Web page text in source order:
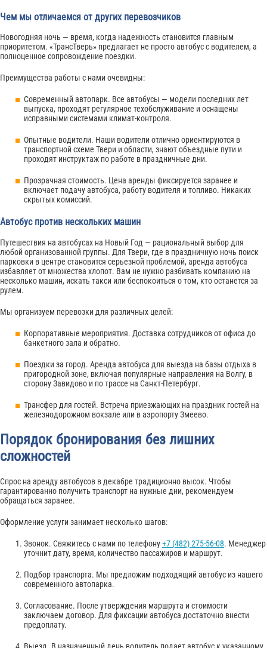
Чем мы отличаемся от других перевозчиков
Новогодняя ночь — время, когда надежность становится главным
приоритетом. «ТрансТверь» предлагает не просто автобус с водителем, а
полноценное сопровождение поездки.
Преимущества работы с нами очевидны:
Современный автопарк. Все автобусы — модели последних лет
выпуска, проходят регулярное техобслуживание и оснащены
исправными системами климат-контроля.
Опытные водители. Наши водители отлично ориентируются в
транспортной схеме Твери и области, знают объездные пути и
проходят инструктаж по работе в праздничные дни.
Прозрачная стоимость. Цена аренды фиксируется заранее и
включает подачу автобуса, работу водителя и топливо. Никаких
скрытых комиссий.
Автобус против нескольких машин
Путешествия на автобусах на Новый Год — рациональный выбор для
любой организованной группы. Для Твери, где в праздничную ночь поиск
парковки в центре становится серьезной проблемой, аренда автобуса
избавляет от множества хлопот. Вам не нужно разбивать компанию на
несколько машин, искать такси или беспокоиться о том, кто останется за
рулем.
Мы организуем перевозки для различных целей:
Корпоративные мероприятия. Доставка сотрудников от офиса до
банкетного зала и обратно.
Поездки за город. Аренда автобуса для выезда на базы отдыха в
пригородной зоне, включая популярные направления на Волгу, в
сторону Завидово и по трассе на Санкт-Петербург.
Трансфер для гостей. Встреча приезжающих на праздник гостей на
железнодорожном вокзале или в аэропорту Змеево.
Порядок бронирования без лишних
сложностей
Спрос на аренду автобусов в декабре традиционно высок. Чтобы
гарантированно получить транспорт на нужные дни, рекомендуем
обращаться заранее.
Оформление услуги занимает несколько шагов:
Звонок. Свяжитесь с нами по телефону+7 (482) 275-56-08. Менеджер
уточнит дату, время, количество пассажиров и маршрут.
Подбор транспорта. Мы предложим подходящий автобус из нашего
современного автопарка.
Согласование. После утверждения маршрута и стоимости
заключаем договор. Для фиксации автобуса достаточно внести
предоплату.
Выезд. В назначенный день водитель подает автобус к указанному